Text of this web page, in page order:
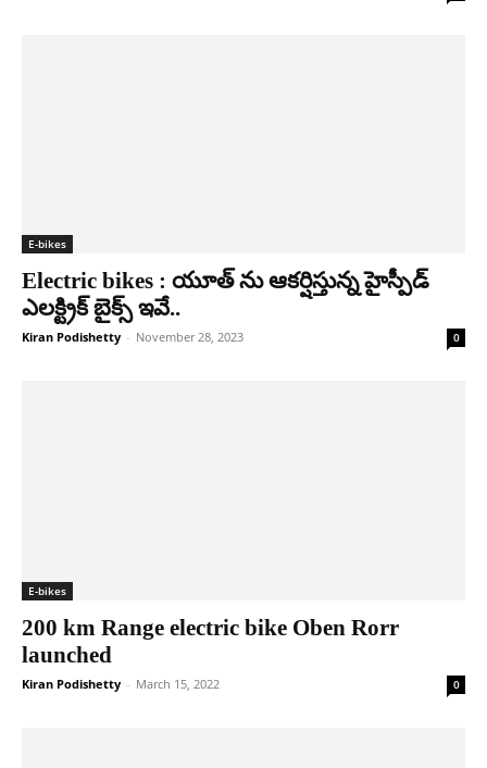
E-bikes
Electric bikes : యూత్ ను ఆకర్షిస్తున్న హైస్పీడ్
ఎలక్ట్రిక్ బైక్స్ ఇవే..
Kiran Podishetty - November 28, 2023 0
E-bikes
200 km Range electric bike Oben Rorr
launched
Kiran Podishetty - March 15, 2022 0